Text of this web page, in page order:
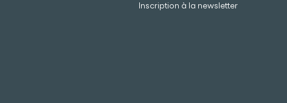
Inscription à la newsletter